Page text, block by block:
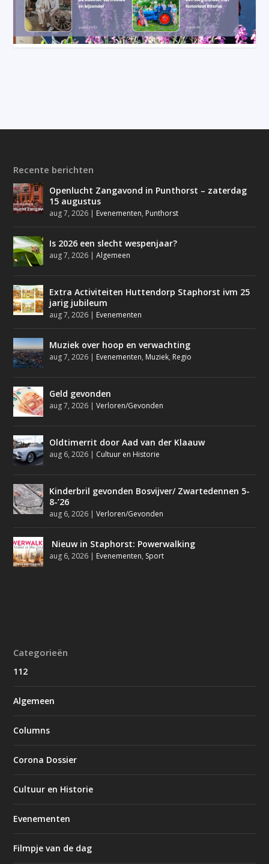
Recente berichten
Openlucht Zangavond in Punthorst – zaterdag
15 augustus
aug 7, 2026 | Evenementen, Punthorst
Is 2026 een slecht wespenjaar?
aug 7, 2026 |Algemeen
Extra Activiteiten Huttendorp Staphorst ivm 25
jarig jubileum
aug 7, 2026 | Evenementen
Muziek over hoop en verwachting
aug 7, 2026 | Evenementen, Muziek, Regio
Geld gevonden
aug 7, 2026 |Verloren/Gevonden
Oldtimerrit door Aad van der Klaauw
aug 6, 2026 | Cultuur en Historie
Kinderbril gevonden Bosvijver/ Zwartedennen 5-
8-’26
aug 6, 2026 |Verloren/Gevonden
Nieuw in Staphorst: Powerwalking
aug 6, 2026 | Evenementen, Sport
Categorieën
112
Algemeen
Columns
Corona Dossier
Cultuur en Historie
Evenementen
Filmpje van de dag